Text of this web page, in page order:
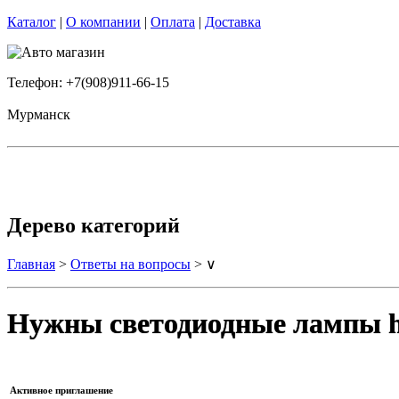
Каталог | О компании | Оплата | Доставка
Телефон: +7(908)911-66-15
Мурманск
Дерево категорий
Главная > Ответы на вопросы > ∨
Нужны светодиодные лампы
Активное приглашение